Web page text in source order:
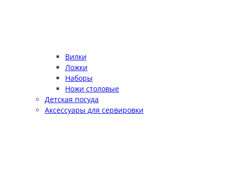
Вилки
Ложки
Наборы
Ножи столовые
Детская посуда
Аксессуары для сервировки